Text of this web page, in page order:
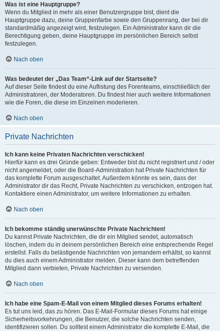
Was ist eine Hauptgruppe?
Wenn du Mitglied in mehr als einer Benutzergruppe bist, dient die
Hauptgruppe dazu, deine Gruppenfarbe sowie den Gruppenrang, der bei dir
standardmäßig angezeigt wird, festzulegen. Ein Administrator kann dir die
Berechtigung geben, deine Hauptgruppe im persönlichen Bereich selbst
festzulegen.
Nach oben
Was bedeutet der „Das Team“-Link auf der Startseite?
Auf dieser Seite findest du eine Auflistung des Forenteams, einschließlich der
Administratoren, der Moderatoren. Du findest hier auch weitere Informationen
wie die Foren, die diese im Einzelnen moderieren.
Nach oben
Private Nachrichten
Ich kann keine Privaten Nachrichten verschicken!
Hierfür kann es drei Gründe geben: Entweder bist du nicht registriert und / oder
nicht angemeldet, oder die Board-Administration hat Private Nachrichten für
das komplette Forum ausgeschaltet. Außerdem könnte es sein, dass der
Administrator dir das Recht, Private Nachrichten zu verschicken, entzogen hat.
Kontaktiere einen Administrator, um weitere Informationen zu erhalten.
Nach oben
Ich bekomme ständig unerwünschte Private Nachrichten!
Du kannst Private Nachrichten, die dir ein Mitglied sendet, automatisch
löschen, indem du in deinem persönlichen Bereich eine entsprechende Regel
erstellst. Falls du belästigende Nachrichten von jemandem erhältst, so kannst
du dies auch einem Administrator melden. Dieser kann dem betreffenden
Mitglied dann verbieten, Private Nachrichten zu versenden.
Nach oben
Ich habe eine Spam-E-Mail von einem Mitglied dieses Forums erhalten!
Es tut uns leid, das zu hören. Das E-Mail-Formular dieses Forums hat einige
Sicherheitsvorkehrungen, die Benutzer, die solche Nachrichten senden,
identifizieren sollen. Du solltest einem Administrator die komplette E-Mail, die